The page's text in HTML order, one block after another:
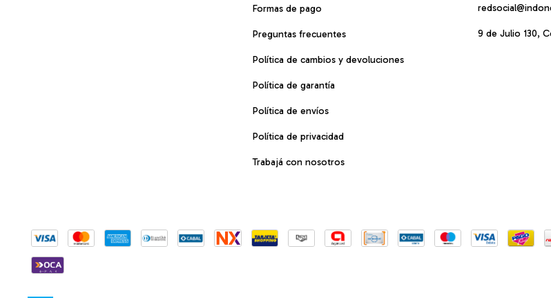
Formas de pago
Preguntas frecuentes
Política de cambios y devoluciones
Política de garantía
Política de envíos
Política de privacidad
Trabajá con nosotros
9 de Julio 130,